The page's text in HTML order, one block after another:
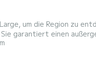
um die Region zu
Es verfügt über die folgende